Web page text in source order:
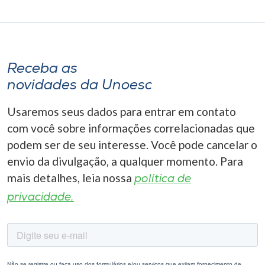
Receba as
novidades da Unoesc
Usaremos seus dados para entrar em contato
com você sobre informações correlacionadas que
podem ser de seu interesse. Você pode cancelar o
envio da divulgação, a qualquer momento. Para
mais detalhes, leia nossa política de
privacidade.